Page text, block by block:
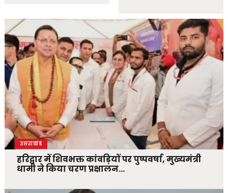
उत्तराखंड
हरिद्वार में शिवभक्त कांवड़ियों पर पुष्पवर्षा, मुख्यमंत्री
धामी ने किया चरण प्रक्षालन…